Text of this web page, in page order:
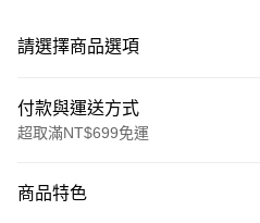
請選擇商品選項
付款與運送方式
超取滿NT$699免運
信用卡一次付款
商品特色